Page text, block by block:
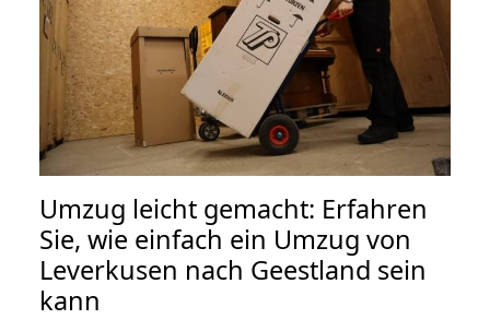
Umzug leicht gemacht: Erfahren
Sie, wie einfach ein Umzug von
Leverkusen nach Geestland sein
kann